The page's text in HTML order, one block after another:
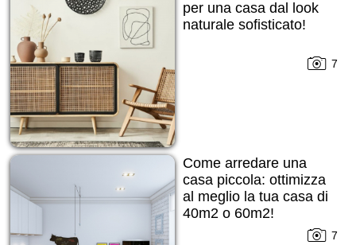
per una casa dal look
naturale sofisticato!
7
Come arredare una
casa piccola: ottimizza
al meglio la tua casa di
40m2 o 60m2!
7